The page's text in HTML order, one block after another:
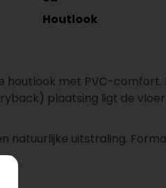
Houtlook
houtlook met PVC-comfort.
plaatsing ligt de
uitstraling.